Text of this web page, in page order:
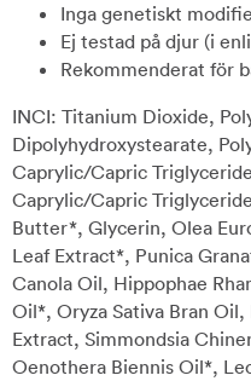
Inga genetiskt
Ej testad på djur (i
Rekommenderat för
INCI: Titanium Dioxide,
Dipolyhydroxystearate,
Caprylic/Capric
Caprylic/Capric
Butter*, Glycerin, Olea
Leaf Extract*, Punica
Canola Oil, Hippophae
Oil*, Oryza Sativa Bran
Extract, Simmondsia
Oenothera Biennis Oil*,